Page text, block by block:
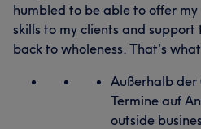
humbled to be able to offer
skills to my clients and
back to wholeness. That's
Außerhalb der
Termine auf
outside